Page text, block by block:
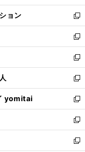
開
く
ウ
で
開
く
ン
ド
ウ
で
開
く
ウ
ィ
ン
ド
ウ
で
開
く
ョン
新
し
い
ウ
ィ
ン
ド
ウ
で
開
く
新
し
い
ウ
ィ
ン
ド
ウ
で
開
く
新
し
い
ウ
ィ
ン
ド
ウ
で
新
し
い
ウ
ィ
ン
ド
yomitai
新
し
い
ウ
ィ
新
し
い
新